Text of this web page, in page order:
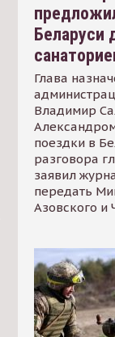
Беларуси
Глава
Владимир
поездки в
разговора
заявил
передать
Азовского и